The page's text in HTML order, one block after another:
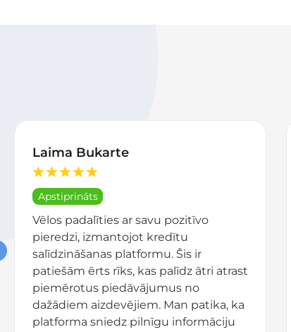
Laima Bukarte
★★★★★
Apstiprināts
Vēlos padalīties ar savu pozitīvo
pieredzi, izmantojot kredītu
salīdzināšanas platformu. Šis ir
patiešām ērts rīks, kas palīdz ātri atrast
piemērotus piedāvājumus no
dažādiem aizdevējiem. Man patika, ka
platforma sniedz pilnīgu informāciju